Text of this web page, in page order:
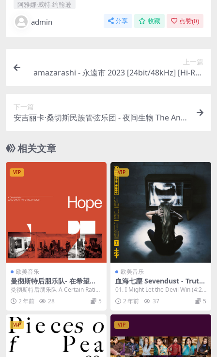
阿雅娜·威特-约翰逊
admin 分享 收藏 点赞(0)
上一篇
amazarashi - 永遠市 2023 [24bit/48kHz] [Hi-Res
下一篇
安吉丽卡·桑切斯民族管弦乐团 - 夜间生物 The Ang
[24bit/96kHz] [Hi-Res Flac 1.52GB]
相关文章
VIP
欧美音乐
曼彻斯特后朋乐队- 在希望磨
坊录音室的现场录音 A Certai
n Ratio - Loco Live at Hope
Mills Studios (2023) [24bit/
曼彻斯特后朋乐队 A Certain Ratio
带来了他们录制的 "Loco L...
2 年前 28 5
VIP
欧美音乐
血海七塵 Sevendust - Truth
Killer 2023 [24Bit/44.1kHz]
[Hi-Res Flac 591MB]
01. I Might Let the Devil Win (4:2
7) 02....
2 年前 37 5
VIP VIP